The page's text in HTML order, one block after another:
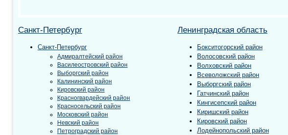
Санкт-Петербург
Санкт-Петербург
Адмиралтейский район
Василеостровский район
Выборгский район
Калининский район
Кировский район
Красногвардейский район
Красносельский район
Московский район
Невский район
Петроградский район
Ленинградская область
Бокситогорский район
Волосовский район
Волховский район
Всеволожский район
Выборгский район
Гатчинский район
Кингисепский район
Киришский район
Кировский район
Лодейнопольский район